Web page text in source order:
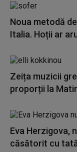
Noua metodă
Italia. Hoții ar
Zeița muzicii
proporții la
Eva Herzigova,
căsătorit cu